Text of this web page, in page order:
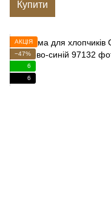
Купити
АКЦІЯ
−47%
6
6